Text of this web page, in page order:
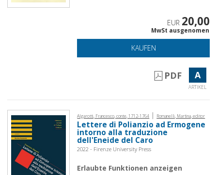
EUR 20,00
MwSt ausgenomen
KAUFEN
PDF A
ARTIKEL
Algarotti, Francesco, conte, 1712-1764 | Romanelli, Martina, editor
Lettere di Polianzio ad Ermogene
intorno alla traduzione
dell'Eneide del Caro
2022 - Firenze University Press
Erlaubte Funktionen anzeigen